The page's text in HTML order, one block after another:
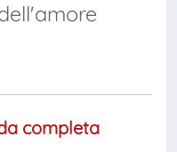
completa